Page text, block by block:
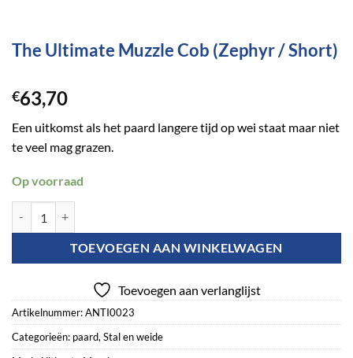
The Ultimate Muzzle Cob (Zephyr / Short)
€63,70
Een uitkomst als het paard langere tijd op wei staat maar niet
te veel mag grazen.
Op voorraad
TOEVOEGEN AAN WINKELWAGEN
Toevoegen aan verlanglijst
Artikelnummer:ANTI0023
Categorieën: paard, Stal en weide